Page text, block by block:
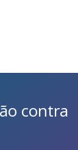
contra